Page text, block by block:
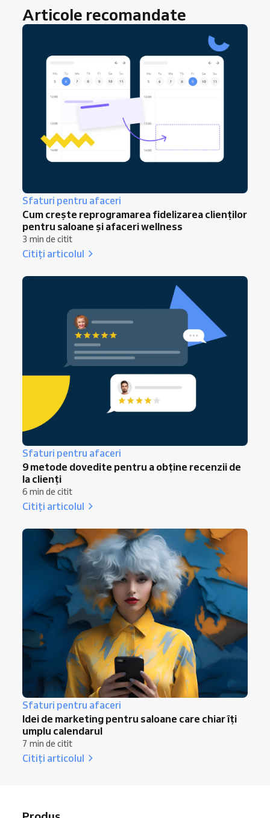
Articole recomandate
Sfaturi pentru afaceri
Cum crește reprogramarea fidelizarea clienților
pentru saloane și afaceri wellness
3 min de citit
Citiți articolul
Sfaturi pentru afaceri
9 metode dovedite pentru a obține recenzii de
la clienți
6 min de citit
Citiți articolul
Sfaturi pentru afaceri
Idei de marketing pentru saloane care chiar îți
umplu calendarul
7 min de citit
Citiți articolul